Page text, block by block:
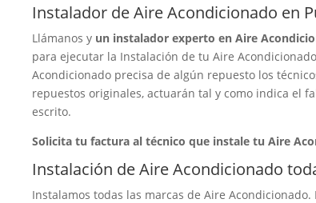
Instalador de Aire Acondicionado en
Llámanos y un instalador experto en Aire
para ejecutar la Instalación de tu Aire
Acondicionado precisa de algún repuesto los
repuestos originales, actuarán tal y como indica el
escrito.
Solicita tu factura al técnico que instale tu Aire
Instalación de Aire Acondicionado
Instalamos todas las marcas de Aire